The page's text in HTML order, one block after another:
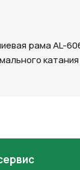
рама AL-